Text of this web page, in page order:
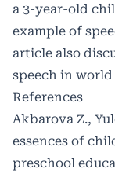
a 3-year-old
example of
article also
speech in
References
Akbarova Z.,
essences of
preschool